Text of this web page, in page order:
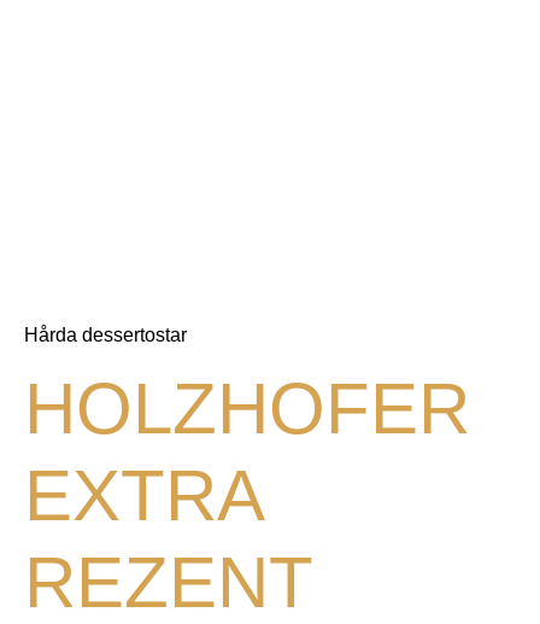
Hårda dessertostar
HOLZHOFER
EXTRA
REZENT